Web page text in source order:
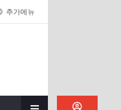
추가메뉴